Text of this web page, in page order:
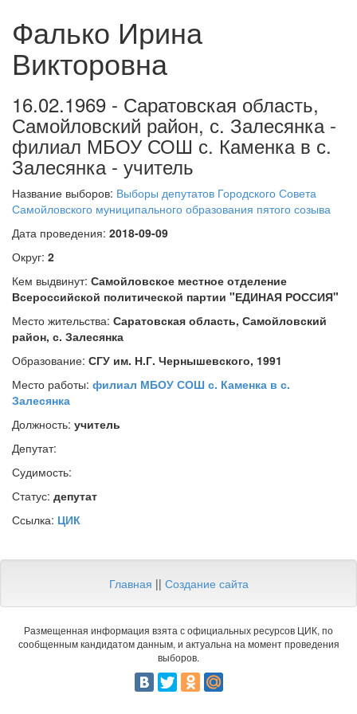
Фалько Ирина
Викторовна
16.02.1969 - Саратовская область,
Самойловский район, с. Залесянка -
филиал МБОУ СОШ с. Каменка в с.
Залесянка - учитель
Название выборов: Выборы депутатов Городского Совета
Самойловского муниципального образования пятого созыва
Дата проведения: 2018-09-09
Округ: 2
Кем выдвинут: Самойловское местное отделение
Всероссийской политической партии "ЕДИНАЯ РОССИЯ"
Место жительства: Саратовская область, Самойловский
район, с. Залесянка
Образование: СГУ им. Н.Г. Чернышевского, 1991
Место работы: филиал МБОУ СОШ с. Каменка в с.
Залесянка
Должность: учитель
Депутат:
Судимость:
Статус: депутат
Ссылка: ЦИК
Главная || Создание сайта
Размещенная информация взята с официальных ресурсов ЦИК, по
сообщенным кандидатом данным, и актуальна на момент проведения
выборов.